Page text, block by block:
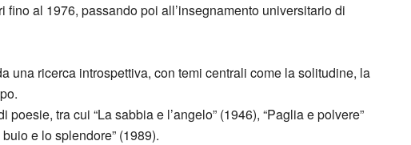
fino al 1976, passando poi all’insegnamento universitario di
una ricerca introspettiva, con temi centrali come la solitudine, la
tra cui “La sabbia e l’angelo” (1946), “Paglia e polvere”
e lo splendore” (1989).